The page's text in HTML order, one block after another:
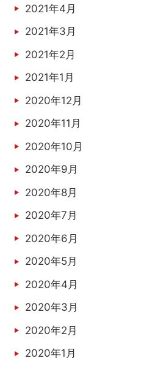
2021年4月
2021年3月
2021年2月
2021年1月
2020年12月
2020年11月
2020年10月
2020年9月
2020年8月
2020年7月
2020年6月
2020年5月
2020年4月
2020年3月
2020年2月
2020年1月